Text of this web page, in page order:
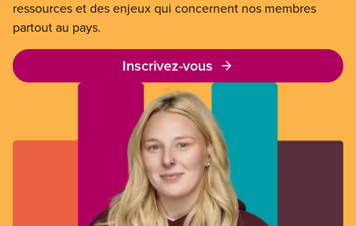
ressources et des enjeux qui concernent nos membres
partout au pays.
Inscrivez-vous